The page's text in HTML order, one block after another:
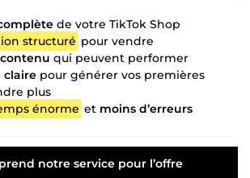
de votre TikTok Shop
structuré pour vendre
qui peuvent performer
claire pour générer vos premières
plus
énorme et moins d’erreurs
notre service pour l’offre